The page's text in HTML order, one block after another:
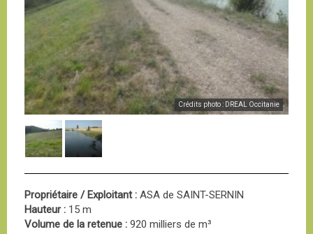
Crédits photo : DREAL Occitanie
Propriétaire / Exploitant : ASA de SAINT-SERNIN
Hauteur : 15 m
Volume de la retenue : 920 milliers de m³